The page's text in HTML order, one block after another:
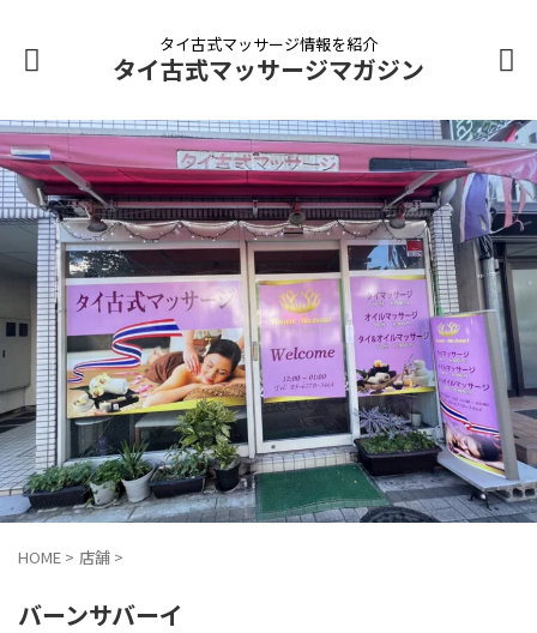
タイ古式マッサージ情報を紹介
タイ古式マッサージマガジン
HOME > 店舗 >
バーンサバーイ